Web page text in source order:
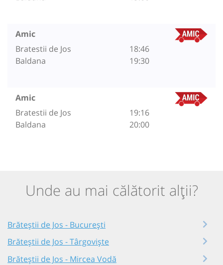
Amic
Bratestii de Jos
Baldana
18:46
19:30
Amic
Bratestii de Jos
Baldana
19:16
20:00
Unde au mai călătorit alții?
Brăteștii de Jos - București
Brăteștii de Jos - Târgoviște
Brăteștii de Jos - Mircea Vodă